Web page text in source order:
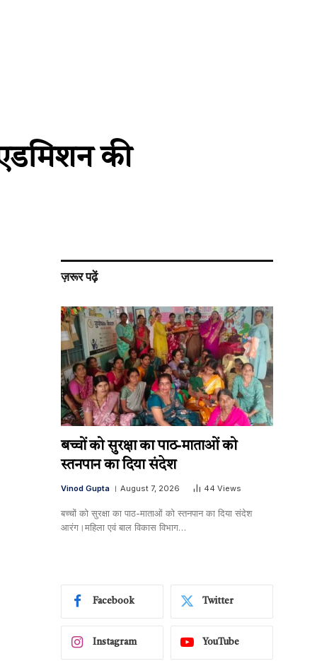
की
ज़रूर पढ़ें
बच्चों को सुरक्षा का पाठ-माताओं को
स्तनपान का दिया संदेश
Vinod Gupta August 7, 2026 44 Views
बच्चों को सुरक्षा का पाठ-माताओं को स्तनपान का दिया संदेश
आरंग।महिला एवं बाल विकास विभाग…
Facebook Twitter
Instagram YouTube